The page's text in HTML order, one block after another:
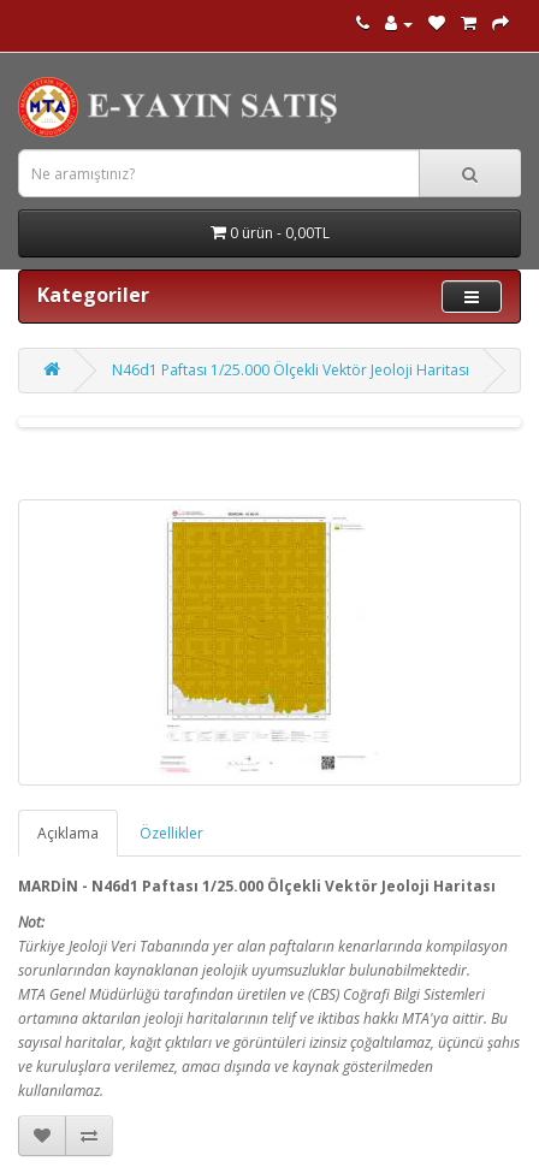
0 ürün - 0,00TL
Kategoriler
N46d1 Paftası 1/25.000 Ölçekli Vektör Jeoloji Haritası
Açıklama Özellikler
MARDİN - N46d1 Paftası 1/25.000 Ölçekli Vektör Jeoloji Haritası
Not:
Türkiye Jeoloji Veri Tabanında yer alan paftaların kenarlarında kompilasyon
sorunlarından kaynaklanan jeolojik uyumsuzluklar bulunabilmektedir.
MTA Genel Müdürlüğü tarafından üretilen ve (CBS) Coğrafi Bilgi Sistemleri
ortamına aktarılan jeoloji haritalarının telif ve iktibas hakkı MTA'ya aittir. Bu
sayısal haritalar, kağıt çıktıları ve görüntüleri izinsiz çoğaltılamaz, üçüncü şahıs
ve kuruluşlara verilemez, amacı dışında ve kaynak gösterilmeden
kullanılamaz.